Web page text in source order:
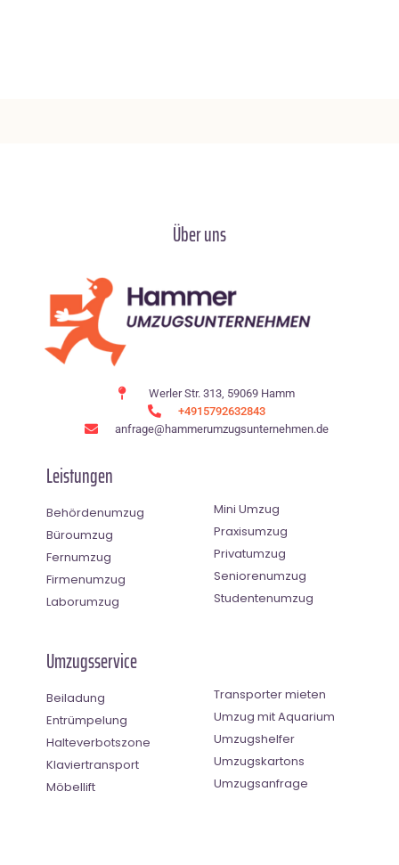
Über uns
Werler Str. 313, 59069 Hamm
+4915792632843
anfrage@hammerumzugsunternehmen.de
Leistungen
Behördenumzug
Büroumzug
Fernumzug
Firmenumzug
Laborumzug
Mini Umzug
Praxisumzug
Privatumzug
Seniorenumzug
Studentenumzug
Umzugsservice
Beiladung
Entrümpelung
Halteverbotszone
Klaviertransport
Möbellift
Transporter mieten
Umzug mit Aquarium
Umzugshelfer
Umzugskartons
Umzugsanfrage